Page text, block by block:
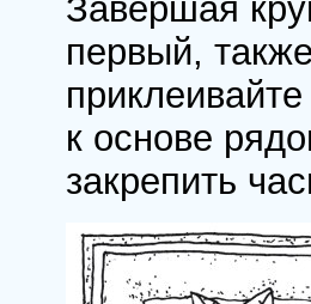
Завершая
первый,
к основе
закрепить